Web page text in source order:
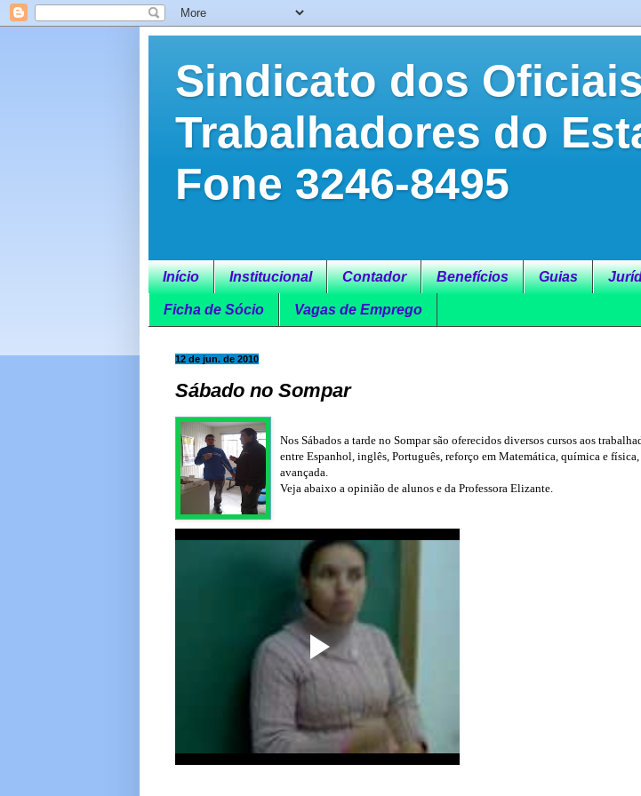
Sindicato dos
Trabalhadores do
Fone 3246-8495
Início Institucional Contador Benefícios Guias
Ficha de Sócio Vagas de Emprego
12 de jun. de 2010
Sábado no Sompar
Nos Sábados a tarde no Sompar são oferecidos diversos cursos aos
entre Espanhol, inglês, Português, reforço em Matemática, química e
avançada.
Veja abaixo a opinião de alunos e da Professora Elizante.